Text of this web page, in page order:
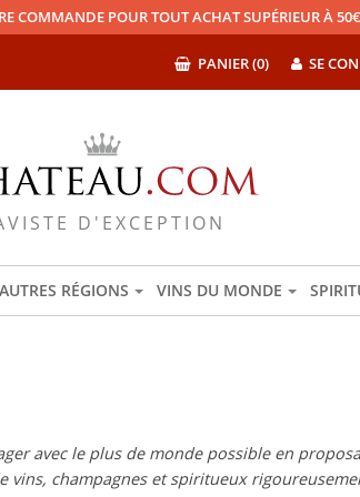
COMMANDE POUR TOUT ACHAT SUPÉRIEUR À
SE
PANIER (0)
D'EXCEPTION
AUTRES RÉGIONS VINS DU MONDE
avec le plus de monde possible en
vins, champagnes et spiritueux